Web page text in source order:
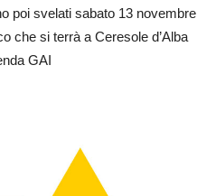
poi svelati sabato 13 novembre
che si terrà a Ceresole d’Alba
GAI